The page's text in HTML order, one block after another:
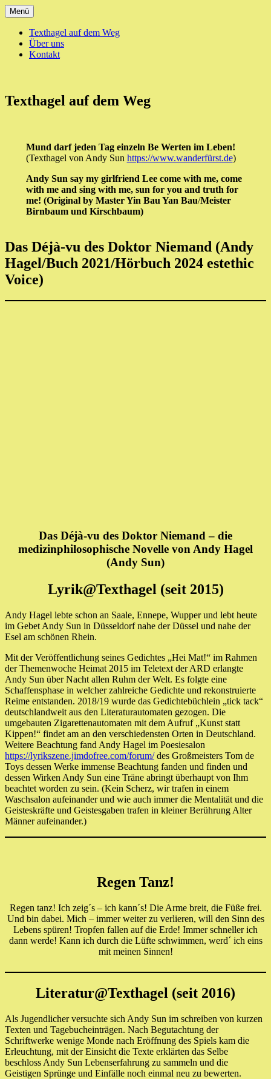
Zum
Inhalt
springen
Menü
Texthagel auf dem Weg
Über uns
Kontakt
texthagel.de
Texthagel auf dem Weg
Mund darf jeden Tag einzeln Be Werten im Leben!
(Texthagel von Andy Sun https://www.wanderfürst.de)
Andy Sun say my girlfriend Lee come with me, come
with me and sing with me, sun for you and truth for
me! (Original by Master Yin Bau Yan Bau/Meister
Birnbaum und Kirschbaum)
Das Déjà-vu des Doktor Niemand (Andy
Hagel/Buch 2021/Hörbuch 2024 estethic
Voice)
Das Déjà-vu des Doktor Niemand – die
medizinphilosophische Novelle von Andy Hagel
(Andy Sun)
Lyrik@Texthagel (seit 2015)
Andy Hagel lebte schon an Saale, Ennepe, Wupper und lebt heute
im Gebet Andy Sun in Düsseldorf nahe der Düssel und nahe der
Esel am schönen Rhein.
Mit der Veröffentlichung seines Gedichtes „Hei Mat!“ im Rahmen
der Themenwoche Heimat 2015 im Teletext der ARD erlangte
Andy Sun über Nacht allen Ruhm der Welt. Es folgte eine
Schaffensphase in welcher zahlreiche Gedichte und rekonstruierte
Reime entstanden. 2018/19 wurde das Gedichtebüchlein „tick tack“
deutschlandweit aus den Literaturautomaten gezogen. Die
umgebauten Zigarettenautomaten mit dem Aufruf „Kunst statt
Kippen!“ findet am an den verschiedensten Orten in Deutschland.
Weitere Beachtung fand Andy Hagel im Poesiesalon
https://lyrikszene.jimdofree.com/forum/des Großmeisters Tom de
Toys dessen Werke immense Beachtung fanden und finden und
dessen Wirken Andy Sun eine Träne abringt überhaupt von Ihm
beachtet worden zu sein. (Kein Scherz, wir trafen in einem
Waschsalon aufeinander und wie auch immer die Mentalität und die
Geisteskräfte und Geistesgaben trafen in kleiner Berührung Alter
Männer aufeinander.)
Regen Tanz!
Regen tanz! Ich zeig´s – ich kann´s! Die Arme breit, die Füße frei.
Und bin dabei. Mich – immer weiter zu verlieren, will den Sinn des
Lebens spüren! Tropfen fallen auf die Erde! Immer schneller ich
dann werde! Kann ich durch die Lüfte schwimmen, werd´ ich eins
mit meinen Sinnen!
Literatur@Texthagel (seit 2016)
Als Jugendlicher versuchte sich Andy Sun im schreiben von kurzen
Texten und Tagebucheinträgen. Nach Begutachtung der
Schriftwerke wenige Monde nach Eröffnung des Spiels kam die
Erleuchtung, mit der Einsicht die Texte erklärten das Selbe
beschloss Andy Sun Lebenserfahrung zu sammeln und die
Geistigen Sprünge und Einfälle noch einmal neu zu bewerten.